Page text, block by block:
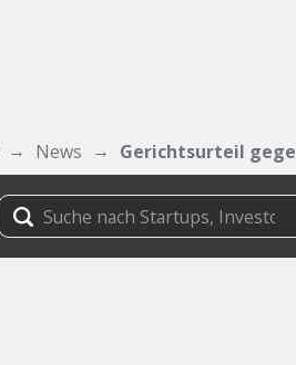
News Gerichtsurteil